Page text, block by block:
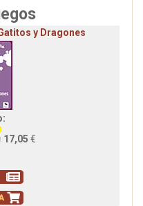
y Dragones
17,05 €